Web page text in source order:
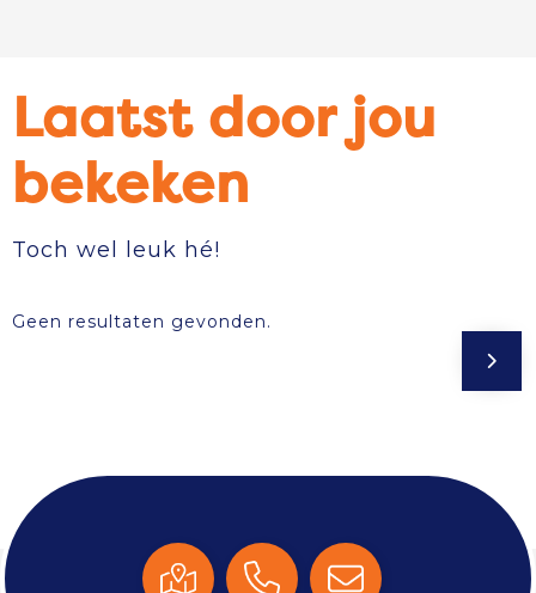
Laatst door jou
bekeken
Toch wel leuk hé!
Geen resultaten gevonden.